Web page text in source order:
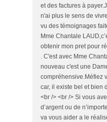
et des factures à
n'ai plus le sens de
vu des témoignages
Mme Chantale
obtenir mon pret pour
. C'est avec Mme
nouveau c'est une
compréhensive.Méfiez
car, il existe bel et bien
<br /> <br /> Si vous
d’argent ou de
va vous aider a le